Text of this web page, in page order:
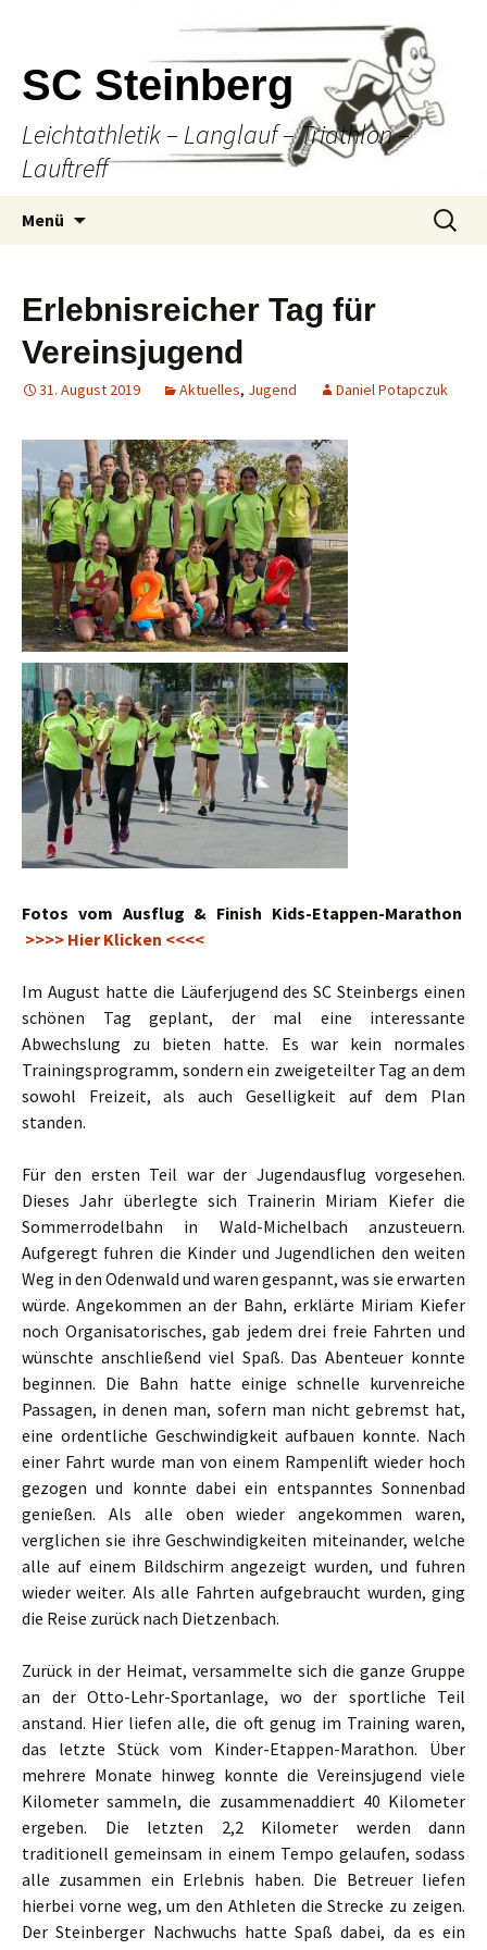
SC Steinberg
Leichtathletik – Langlauf – Triathlon –
Lauftreff
Menü
Suche
nach:
Erlebnisreicher Tag für
Vereinsjugend
31. August 2019 Aktuelles, Jugend Daniel Potapczuk
Fotos vom Ausflug & Finish Kids-Etappen-Marathon
>>>> Hier Klicken <<<<
Im August hatte die Läuferjugend des SC Steinbergs einen
schönen Tag geplant, der mal eine interessante
Abwechslung zu bieten hatte. Es war kein normales
Trainingsprogramm, sondern ein zweigeteilter Tag an dem
sowohl Freizeit, als auch Geselligkeit auf dem Plan
standen.
Für den ersten Teil war der Jugendausflug vorgesehen.
Dieses Jahr überlegte sich Trainerin Miriam Kiefer die
Sommerrodelbahn in Wald-Michelbach anzusteuern.
Aufgeregt fuhren die Kinder und Jugendlichen den weiten
Weg in den Odenwald und waren gespannt, was sie erwarten
würde. Angekommen an der Bahn, erklärte Miriam Kiefer
noch Organisatorisches, gab jedem drei freie Fahrten und
wünschte anschließend viel Spaß. Das Abenteuer konnte
beginnen. Die Bahn hatte einige schnelle kurvenreiche
Passagen, in denen man, sofern man nicht gebremst hat,
eine ordentliche Geschwindigkeit aufbauen konnte. Nach
einer Fahrt wurde man von einem Rampenlift wieder hoch
gezogen und konnte dabei ein entspanntes Sonnenbad
genießen. Als alle oben wieder angekommen waren,
verglichen sie ihre Geschwindigkeiten miteinander, welche
alle auf einem Bildschirm angezeigt wurden, und fuhren
wieder weiter. Als alle Fahrten aufgebraucht wurden, ging
die Reise zurück nach Dietzenbach.
Zurück in der Heimat, versammelte sich die ganze Gruppe
an der Otto-Lehr-Sportanlage, wo der sportliche Teil
anstand. Hier liefen alle, die oft genug im Training waren,
das letzte Stück vom Kinder-Etappen-Marathon. Über
mehrere Monate hinweg konnte die Vereinsjugend viele
Kilometer sammeln, die zusammenaddiert 40 Kilometer
ergeben. Die letzten 2,2 Kilometer werden dann
traditionell gemeinsam in einem Tempo gelaufen, sodass
alle zusammen ein Erlebnis haben. Die Betreuer liefen
hierbei vorne weg, um den Athleten die Strecke zu zeigen.
Der Steinberger Nachwuchs hatte Spaß dabei, da es ein